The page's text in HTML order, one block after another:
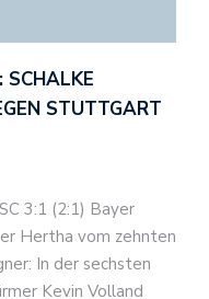
SCHALKE
STUTTGART
3:1 (2:1) Bayer
Hertha vom zehnten
In der sechsten
Kevin Volland